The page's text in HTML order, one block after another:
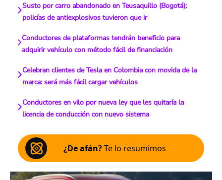
Susto por carro abandonado en Teusaquillo (Bogotá);
policías de antiexplosivos tuvieron que ir
Conductores de plataformas tendrán beneficio para
adquirir vehículo con método fácil de financiación
Celebran clientes de Tesla en Colombia con movida de la
marca: será más fácil cargar vehículos
Conductores en vilo por nueva ley que les quitaría la
licencia de conducción con nuevo sistema
¿De afán?Te lo resumimos